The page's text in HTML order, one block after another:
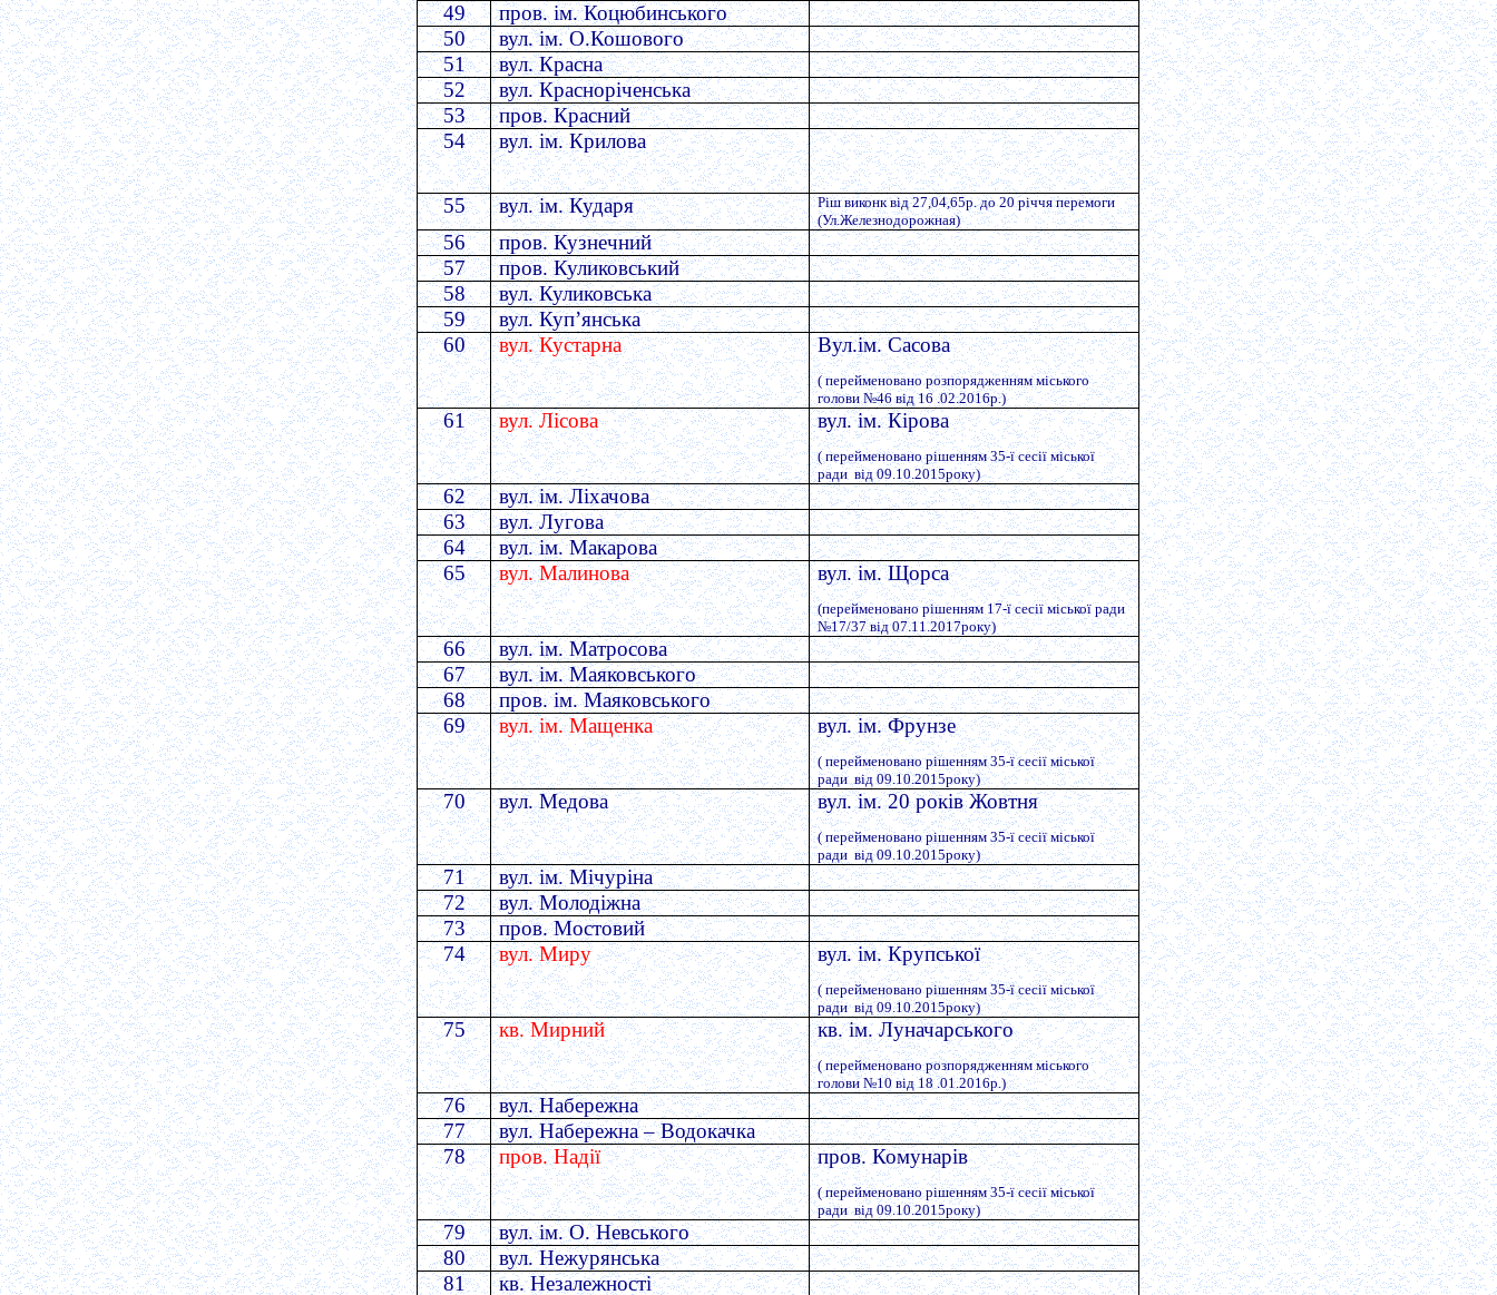
49
пров. ім. Коцюбинського
50
вул. ім. О.Кошового
51
вул. Красна
52
вул. Красноріченська
53
пров. Красний
54
вул. ім. Крилова
55 вул. ім. Кударя
Ріш виконк від 27,04,65р. до 20 річчя перемоги
(Ул.Железнодорожная)
56
пров. Кузнечний
57
пров. Куликовський
58
вул. Куликовська
59
вул. Куп’янська
60
вул. Кустарна Вул.ім. Сасова
( перейменовано розпорядженням міського
голови №46 від 16 .02.2016р.)
61 вул. Лісова вул. ім. Кірова
( перейменовано рішенням 35-ї сесії міської
ради від 09.10.2015року)
62
вул. ім. Ліхачова
63
вул. Лугова
64
вул. ім. Макарова
65
вул. Малинова вул. ім. Щорса
(перейменовано рішенням 17-ї сесії міської ради
№17/37 від 07.11.2017року)
66
вул. ім. Матросова
67
вул. ім. Маяковського
68
пров. ім. Маяковського
69
вул. ім. Мащенка вул. ім. Фрунзе
( перейменовано рішенням 35-ї сесії міської
ради від 09.10.2015року)
70 вул. Медова вул. ім. 20 років Жовтня
( перейменовано рішенням 35-ї сесії міської
ради від 09.10.2015року)
71
вул. ім. Мічуріна
72
вул. Молодіжна
73
пров. Мостовий
74
вул. Миру вул. ім. Крупської
( перейменовано рішенням 35-ї сесії міської
ради від 09.10.2015року)
75 кв. Мирний кв. ім. Луначарського
( перейменовано розпорядженням міського
голови №10 від 18 .01.2016р.)
76
вул. Набережна
77
вул. Набережна – Водокачка
78
пров. Надії пров. Комунарів
( перейменовано рішенням 35-ї сесії міської
ради від 09.10.2015року)
79
вул. ім. О. Невського
80
вул. Нежурянська
81
кв. Незалежності